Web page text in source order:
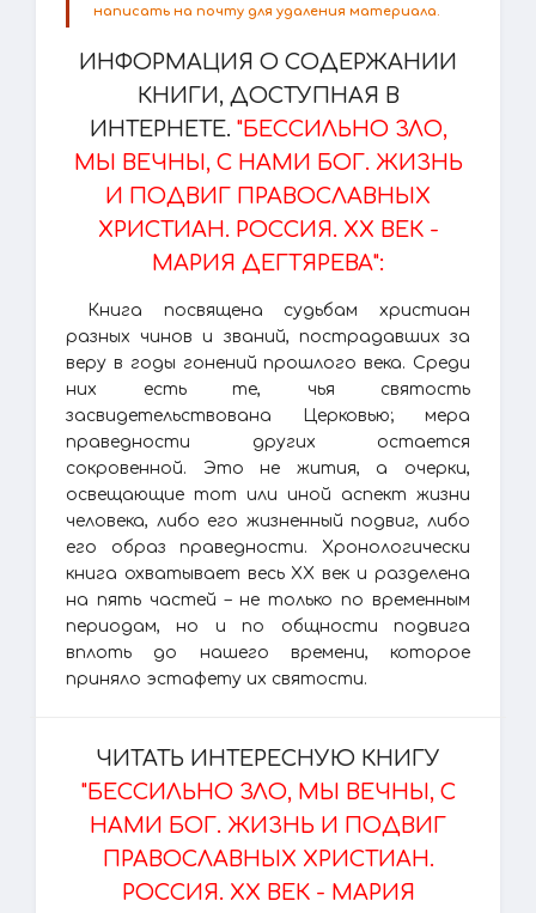
написать на почту для удаления материала.
ИНФОРМАЦИЯ О СОДЕРЖАНИИ
КНИГИ, ДОСТУПНАЯ В
ИНТЕРНЕТЕ. "БЕССИЛЬНО ЗЛО,
МЫ ВЕЧНЫ, С НАМИ БОГ. ЖИЗНЬ
И ПОДВИГ ПРАВОСЛАВНЫХ
ХРИСТИАН. РОССИЯ. XX ВЕК -
МАРИЯ ДЕГТЯРЕВА":
Книга посвящена судьбам христиан
разных чинов и званий, пострадавших за
веру в годы гонений прошлого века. Среди
них есть те, чья святость
засвидетельствована Церковью; мера
праведности других остается
сокровенной. Это не жития, а очерки,
освещающие тот или иной аспект жизни
человека, либо его жизненный подвиг, либо
его образ праведности. Хронологически
книга охватывает весь XX век и разделена
на пять частей – не только по временным
периодам, но и по общности подвига
вплоть до нашего времени, которое
приняло эстафету их святости.
ЧИТАТЬ ИНТЕРЕСНУЮ КНИГУ
"БЕССИЛЬНО ЗЛО, МЫ ВЕЧНЫ, С
НАМИ БОГ. ЖИЗНЬ И ПОДВИГ
ПРАВОСЛАВНЫХ ХРИСТИАН.
РОССИЯ. XX ВЕК - МАРИЯ